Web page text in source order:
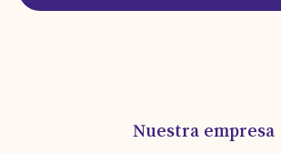
Nuestra empresa